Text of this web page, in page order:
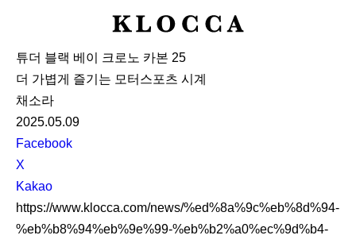
K
O
C
튜더 블랙 베이 크로노 카본 25
더 가볍게 즐기는 모터스포츠 시계
채소라
2025.05.09
S
N
S
S
h
Facebook
X
Kakao
https://www.klocca.com/news/%ed%8a%9c%eb%8d%94-
%eb%b8%94%eb%9e%99-%eb%b2%a0%ec%9d%b4-